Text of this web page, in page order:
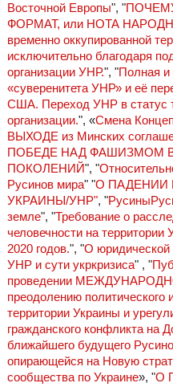
Восточной Европы", "
ФОРМАТ, или НОТА
временно оккупированной
исключительно благодаря
организации УНР.", "Полная и
«суверенитета УНР» и её
США. Переход УНР в статус
организации.", «Смена
ВЫХОДЕ из Минских
ПОБЕДЕ НАД ФАШИЗМОМ
ПОКОЛЕНИЙ", "
Русинов мира" "О ПАДЕНИИ
УКРАИНЫ/УНР", "
земле", "Требование о
человечности на
2020 годов.", "О юридической
УНР и сути укркризиса" , "
проведении
преодолению политического
территории Украины и
гражданского конфликта на
ближайшего будущего
опирающейся на Новую
сообщества по Украине», "О